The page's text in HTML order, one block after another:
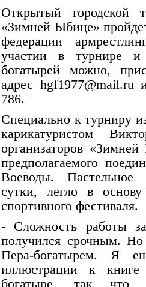
Открытый городской
«Зимней Ыбице»
федерации
участии в турнире и
богатырей можно,
адрес hgf1977@mail.ru
786.
Специально к турниру
карикатуристом
организаторов
предполагаемого
Воеводы. Пастельное
сутки, легло в
спортивного фестиваля.
- Сложность работы
получился срочным.
Пера-богатырем. Я
иллюстрации к
богатыре, так что